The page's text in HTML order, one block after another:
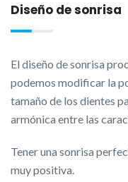
Diseño de sonrisa
El diseño de sonrisa
podemos modificar la
tamaño de los dientes
armónica entre las
Tener una sonrisa
muy positiva.